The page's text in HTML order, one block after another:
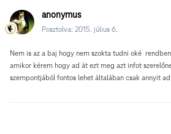
anonymus
Posztolva: 2015. július 6.
Nem is az a baj hogy nem szokta tudni oké
amikor kérem hogy ad át ezt meg azt infot
szempontjából fontos lehet általában csak annyit